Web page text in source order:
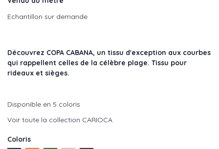
Echantillon sur demande
Découvrez COPA CABANA, un tissu d'exception aux courbes
qui rappellent celles de la célèbre plage. Tissu pour
rideaux et sièges.
Disponible en 5 coloris
Voir toute la collection CARIOCA
Coloris